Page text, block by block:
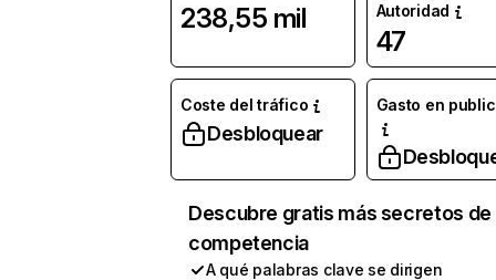
238,55 mil
Autoridad
47
Coste del tráfico
Desbloquear
Gasto en
Descubre gratis más secretos de
competencia
A qué palabras clave se dirigen